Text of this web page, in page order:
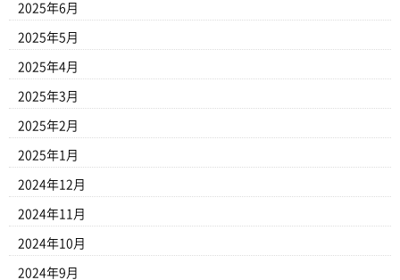
2025年6月
2025年5月
2025年4月
2025年3月
2025年2月
2025年1月
2024年12月
2024年11月
2024年10月
2024年9月